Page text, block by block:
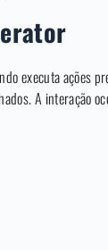
executa ações
A interação